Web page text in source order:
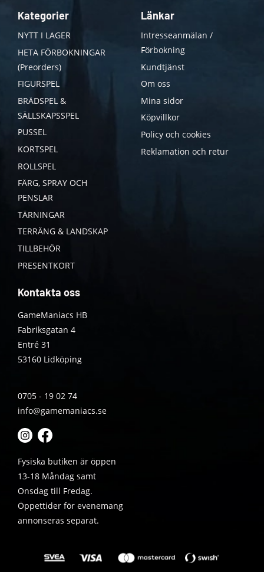
Kategorier
NYTT I LAGER
HETA FÖRBOKNINGAR
(Preorders)
FIGURSPEL
BRÄDSPEL &
SÄLLSKAPSSPEL
PUSSEL
KORTSPEL
ROLLSPEL
FÄRG, SPRAY OCH
PENSLAR
TÄRNINGAR
TERRÄNG & LANDSKAP
TILLBEHÖR
PRESENTKORT
Länkar
Intresseanmälan /
Förbokning
Kundtjänst
Om oss
Mina sidor
Köpvillkor
Policy och cookies
Reklamation och retur
Kontakta oss
GameManiacs HB
Fabriksgatan 4
Entré 31
53160 Lidköping
0705 - 19 02 74
info@gamemaniacs.se
Fysiska butiken är öppen
13-18 Måndag samt
Onsdag till Fredag.
Öppettider för evenemang
annonseras separat.